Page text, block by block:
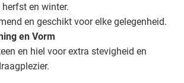
en winter.
en geschikt voor elke gelegenheid.
en Vorm
en hiel voor extra stevigheid en